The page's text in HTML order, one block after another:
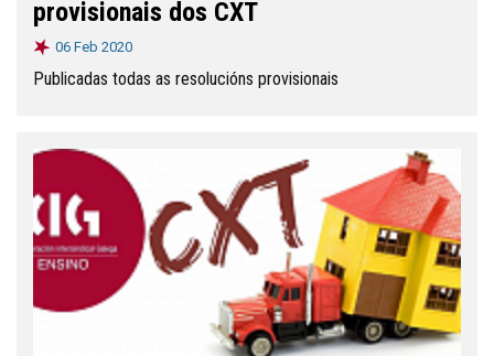
provisionais dos CXT
06 Feb 2020
Publicadas todas as resolucións provisionais